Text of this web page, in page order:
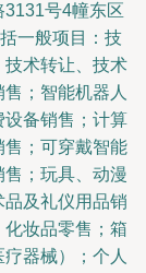
3131号4幢东区
一般项目：技
术转让、技术
；智能机器人
备销售；计算
；可穿戴智能
；玩具、动漫
及礼仪用品销
妆品零售；箱
器械）；个人